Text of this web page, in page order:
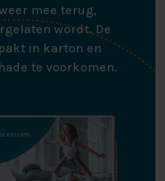
mee terug,
wordt. De
in karton en
te voorkomen.